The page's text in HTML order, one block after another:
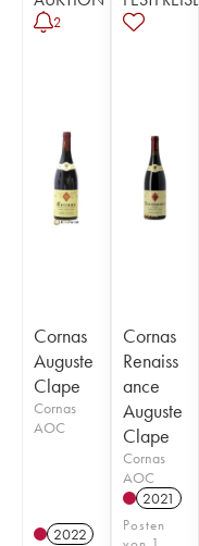
2
Cornas
Auguste
Clape
Cornas
AOC
2022
Cornas
Renaiss
ance
Auguste
Clape
Cornas
AOC
2021
Posten